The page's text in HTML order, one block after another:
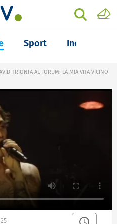
Sport Inchieste
TRIONFA AL FORUM: LA MIA VITA VICINO